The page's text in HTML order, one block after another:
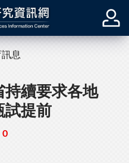
息
持續要求各地
試提前
0